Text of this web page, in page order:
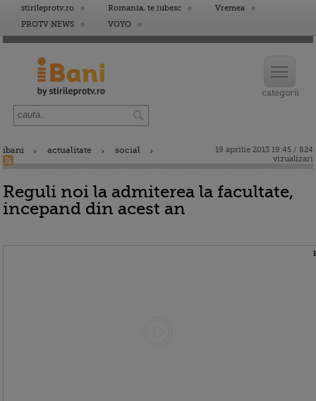
stirileprotv.ro Romania, te iubesc
Vremea
PROTV NEWS
VOYO
ibani actualitate social
19 aprilie 2013 19:45 / 824
vizualizari
Reguli noi la admiterea la facultate,
incepand din acest an